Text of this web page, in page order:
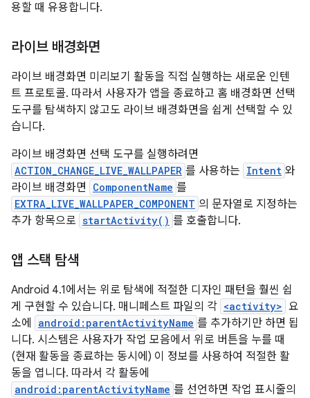
용할 때 유용합니다.
라이브 배경화면
라이브 배경화면 미리보기 활동을 직접 실행하는 새로운 인텐
트 프로토콜. 따라서 사용자가 앱을 종료하고 홈 배경화면 선택
도구를 탐색하지 않고도 라이브 배경화면을 쉽게 선택할 수 있
습니다.
라이브 배경화면 선택 도구를 실행하려면
ACTION_CHANGE_LIVE_WALLPAPER 를 사용하는 Intent 와
라이브 배경화면
ComponentName 를
EXTRA_LIVE_WALLPAPER_COMPONENT 의 문자열로 지정하는
추가 항목으로 startActivity() 를 호출합니다.
앱 스택 탐색
Android 4.1에서는 위로 탐색에 적절한 디자인 패턴을 훨씬 쉽
게 구현할 수 있습니다. 매니페스트 파일의 각 <activity> 요
소에
android:parentActivityName 를 추가하기만 하면 됩
니다. 시스템은 사용자가 작업 모음에서 위로 버튼을 누를 때
(현재 활동을 종료하는 동시에) 이 정보를 사용하여 적절한 활
동을 엽니다. 따라서 각 활동에
android:parentActivityName 를 선언하면 작업 표시줄의